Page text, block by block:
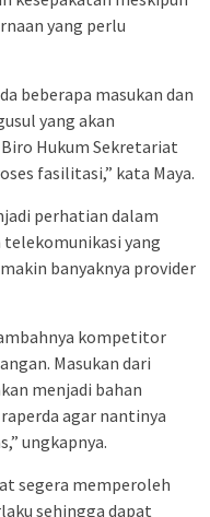
yang perlu
beberapa masukan dan
yang akan
Hukum Sekretariat
fasilitasi,” kata Maya.
perhatian dalam
telekomunikasi yang
banyaknya provider
kompetitor
Masukan dari
menjadi bahan
agar nantinya
ungkapnya.
segera memperoleh
sehingga dapat